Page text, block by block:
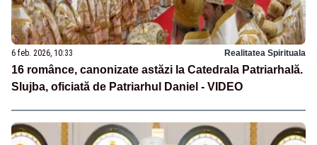
6 feb. 2026, 10:33 Realitatea Spirituala
16 românce, canonizate astăzi la Catedrala Patriarhală.
Slujba, oficiată de Patriarhul Daniel - VIDEO